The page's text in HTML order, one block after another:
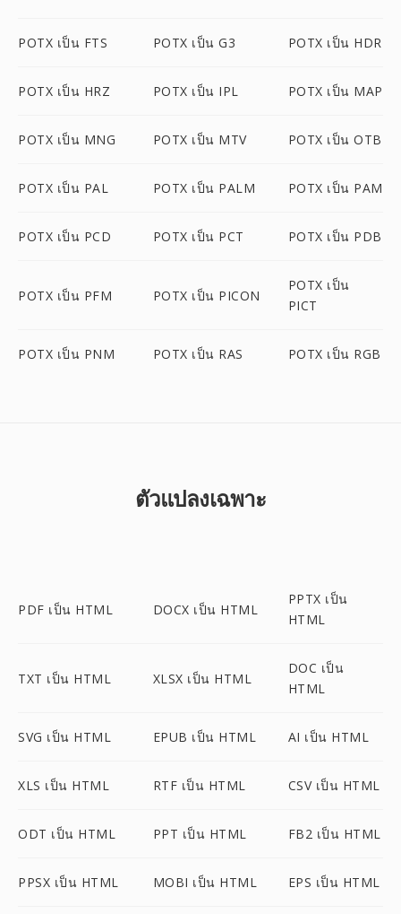
POTX เป็น FTS POTX เป็น G3 POTX เป็น HDR
POTX เป็น HRZ POTX เป็น IPL POTX เป็น MAP
POTX เป็น MNG POTX เป็น MTV POTX เป็น OTB
POTX เป็น PAL POTX เป็น PALM POTX เป็น PAM
POTX เป็น PCD POTX เป็น PCT POTX เป็น PDB
POTX เป็น PFM POTX เป็น PICON
POTX เป็น
PICT
POTX เป็น PNM POTX เป็น RAS POTX เป็น RGB
ตัวแปลงเฉพาะ
PDF เป็น HTML DOCX เป็น HTML
PPTX เป็น
HTML
TXT เป็น HTML XLSX เป็น HTML
DOC เป็น
HTML
SVG เป็น HTML EPUB เป็น HTML AI เป็น HTML
XLS เป็น HTML RTF เป็น HTML CSV เป็น HTML
ODT เป็น HTML PPT เป็น HTML FB2 เป็น HTML
PPSX เป็น HTML MOBI เป็น HTML EPS เป็น HTML